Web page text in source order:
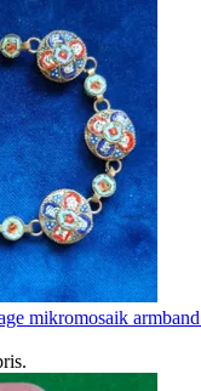
mikromosaik
.